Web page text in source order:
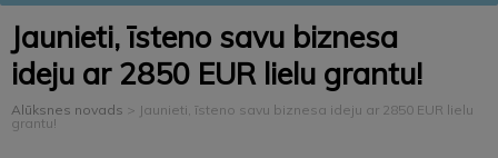
Jaunieti, īsteno savu biznesa
ideju ar 2850 EUR lielu grantu!
Alūksnes novads > Jaunieti, īsteno savu biznesa ideju ar 2850 EUR lielu
grantu!